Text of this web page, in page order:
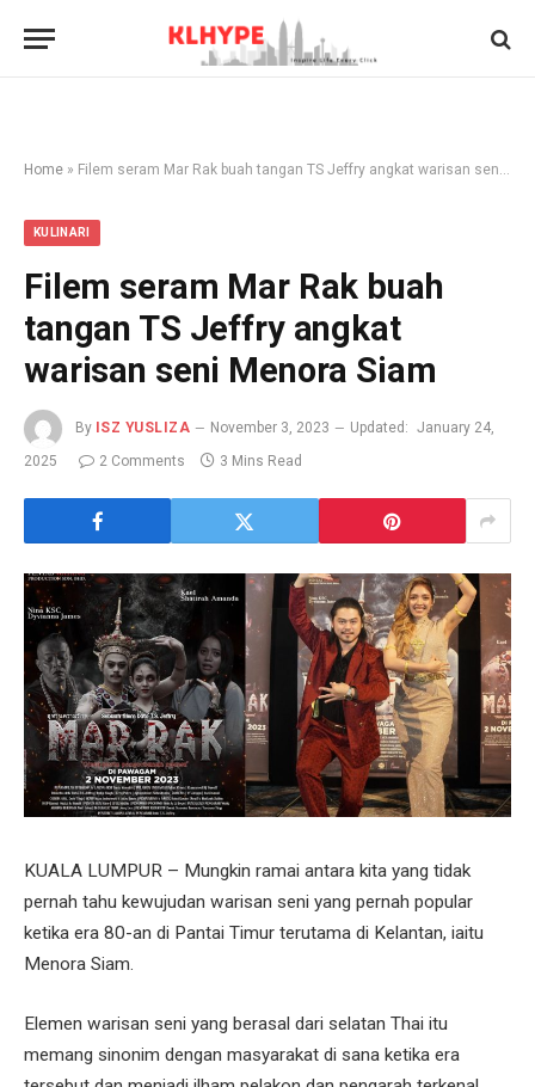
Home » Filem seram Mar Rak buah tangan TS Jeffry angkat warisan seni Menora Siam
KULINARI
Filem seram Mar Rak buah
tangan TS Jeffry angkat
warisan seni Menora Siam
By ISZ YUSLIZA November 3, 2023 Updated: January 24,
2025
2 Comments 3 Mins Read
KUALA LUMPUR – Mungkin ramai antara kita yang tidak
pernah tahu kewujudan warisan seni yang pernah popular
ketika era 80-an di Pantai Timur terutama di Kelantan, iaitu
Menora Siam.
Elemen warisan seni yang berasal dari selatan Thai itu
memang sinonim dengan masyarakat di sana ketika era